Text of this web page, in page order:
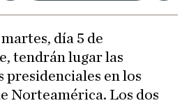
día 5 de
tendrán lugar las
presidenciales en los
Norteamérica. Los dos